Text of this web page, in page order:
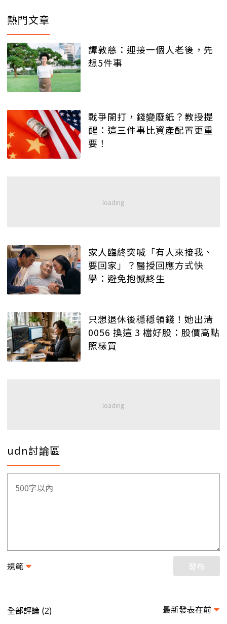
熱門文章
譚敦慈：迎接一個人老後，先
想5件事
戰爭開打，錢變廢紙？教授提
醒：這三件事比資產配置更重
要！
家人臨終突喊「有人來接我、
要回家」？醫授回應方式快
學：避免抱憾終生
只想退休後穩穩領錢！她出清
0056 換這 3 檔好股：股價高點
照樣買
udn討論區
規範 發布
全部評論 (2) 最新發表在前